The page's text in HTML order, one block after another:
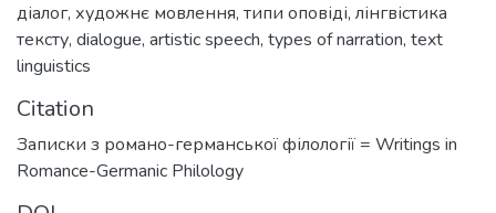
діалог, художнє мовлення, типи оповіді, лінгвістика
тексту, dialogue, artistic speech, types of narration, text
linguistics
Citation
Записки з романо-германської філології = Writings in
Romance-Germanic Philology